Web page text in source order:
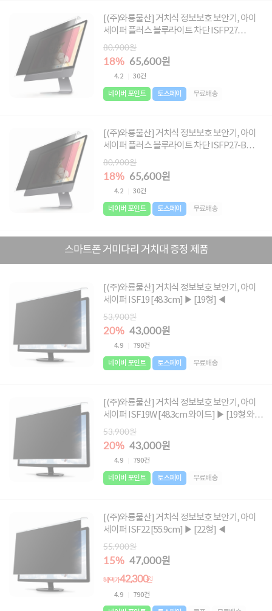
[(주)와룡물산] 거치식 정보보호 보안기, 아이
세이퍼 플러스 블루라이트 차단 ISFP27
[68.6cm] ▶ [27형] ◀
80,900원
18% 65,600원
4.2 30건
네이버 포인트 토스페이 무료배송
[(주)와룡물산] 거치식 정보보호 보안기, 아이
세이퍼 플러스 블루라이트 차단 ISFP27-B
[68.6cm-B형] ▶ [27-B형] ◀
80,900원
18% 65,600원
4.2 30건
네이버 포인트 토스페이 무료배송
스마트폰 거미다리 거치대 증정 제품
[(주)와룡물산] 거치식 정보보호 보안기, 아이
세이퍼 ISF19 [48.3cm] ▶ [19형] ◀
53,900원
20% 43,000원
4.9 790건
네이버 포인트 토스페이 무료배송
[(주)와룡물산] 거치식 정보보호 보안기, 아이
세이퍼 ISF19W [48.3cm 와이드] ▶ [19형 와이
드] ◀
53,900원
20% 43,000원
4.9 790건
네이버 포인트 토스페이 무료배송
[(주)와룡물산] 거치식 정보보호 보안기, 아이
세이퍼 ISF22 [55.9cm] ▶ [22형] ◀
55,900원
15% 47,000원
혜택가42,300원
4.9 790건